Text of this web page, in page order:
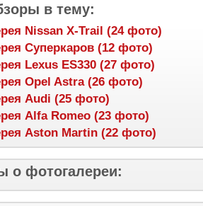
в тему:
Nissan X-Trail (24 фото)
Суперкаров (12 фото)
Lexus ES330 (27 фото)
Opel Astra (26 фото)
Audi (25 фото)
Alfa Romeo (23 фото)
Aston Martin (22 фото)
о фотогалереи: